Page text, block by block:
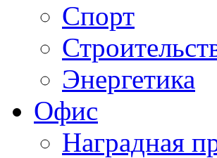
Спорт
Энергетика
Офис
Наградная